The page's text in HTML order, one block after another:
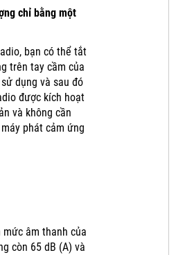
chỉ bằng một
bạn có thể tắt
trên tay cầm của
dụng và sau đó
được kích hoạt
và không cần
phát cảm ứng
mức âm thanh của
còn 65 dB (A) và